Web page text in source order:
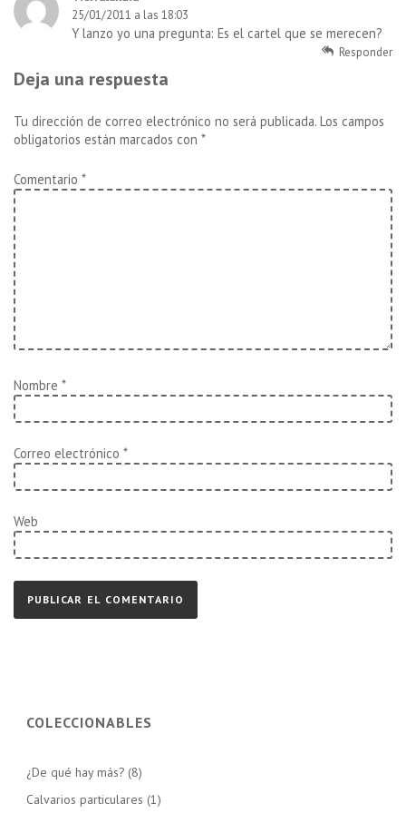
25/01/2011 a las 18:03
Y lanzo yo una pregunta: Es el cartel que se merecen?
Responder
Deja una respuesta
Tu dirección de correo electrónico no será publicada. Los campos
obligatorios están marcados con *
Comentario *
Nombre *
Correo electrónico *
Web
COLECCIONABLES
¿De qué hay más? (8)
Calvarios particulares (1)